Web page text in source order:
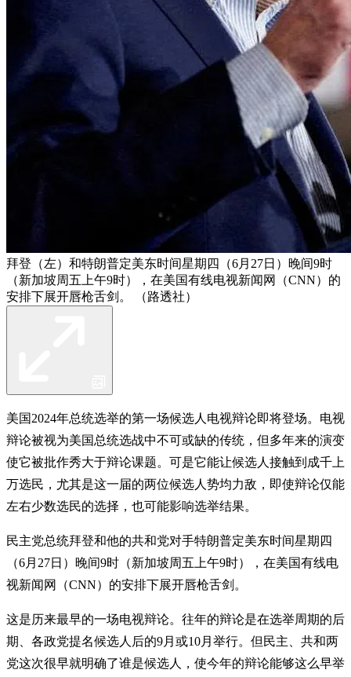
拜登（左）和特朗普定美东时间星期四（6月27日）晚间9时
（新加坡周五上午9时），在美国有线电视新闻网（CNN）的
安排下展开唇枪舌剑。 （路透社）
美国2024年总统选举的第一场候选人电视辩论即将登场。电视
辩论被视为美国总统选战中不可或缺的传统，但多年来的演变
使它被批作秀大于辩论课题。可是它能让候选人接触到成千上
万选民，尤其是这一届的两位候选人势均力敌，即使辩论仅能
左右少数选民的选择，也可能影响选举结果。
民主党总统拜登和他的共和党对手特朗普定美东时间星期四
（6月27日）晚间9时（新加坡周五上午9时），在美国有线电
视新闻网（CNN）的安排下展开唇枪舌剑。
这是历来最早的一场电视辩论。往年的辩论是在选举周期的后
期、各政党提名候选人后的9月或10月举行。但民主、共和两
党这次很早就明确了谁是候选人，使今年的辩论能够这么早举